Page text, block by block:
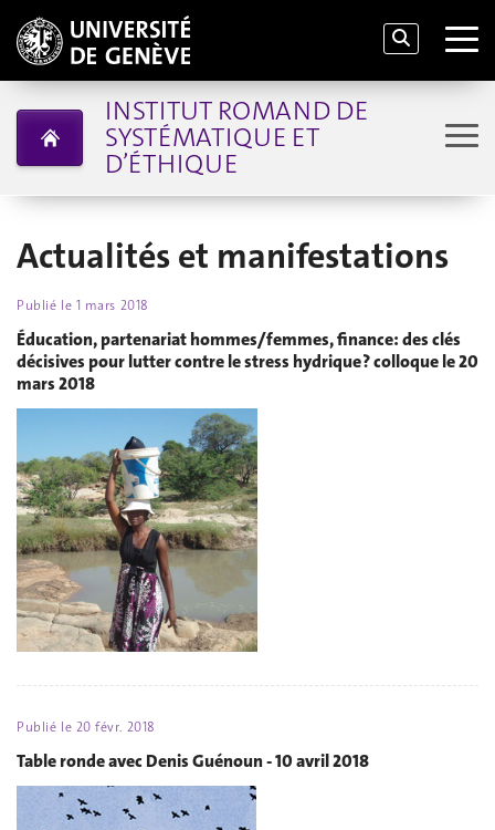
INSTITUT ROMAND DE
SYSTÉMATIQUE ET
D’ÉTHIQUE
Actualités et manifestations
Publié le 1 mars 2018
Éducation, partenariat hommes/femmes, finance: des clés
décisives pour lutter contre le stress hydrique ? colloque le 20
mars 2018
Publié le 20 févr. 2018
Table ronde avec Denis Guénoun - 10 avril 2018